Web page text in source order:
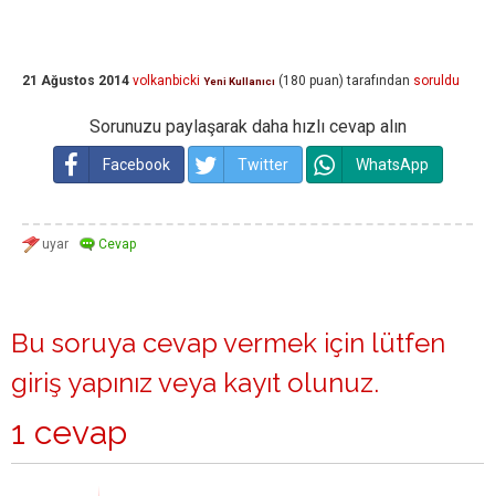
21 Ağustos 2014 volkanbicki Yeni Kullanıcı (180 puan) tarafından soruldu
Sorunuzu paylaşarak daha hızlı cevap alın
Facebook Twitter WhatsApp
Bu soruya cevap vermek için lütfen
giriş yapınız veya kayıt olunuz.
1 cevap